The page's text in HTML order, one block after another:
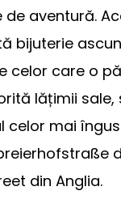
de aventură.
bijuterie
celor care o
lățimii sale,
celor mai
din Anglia.